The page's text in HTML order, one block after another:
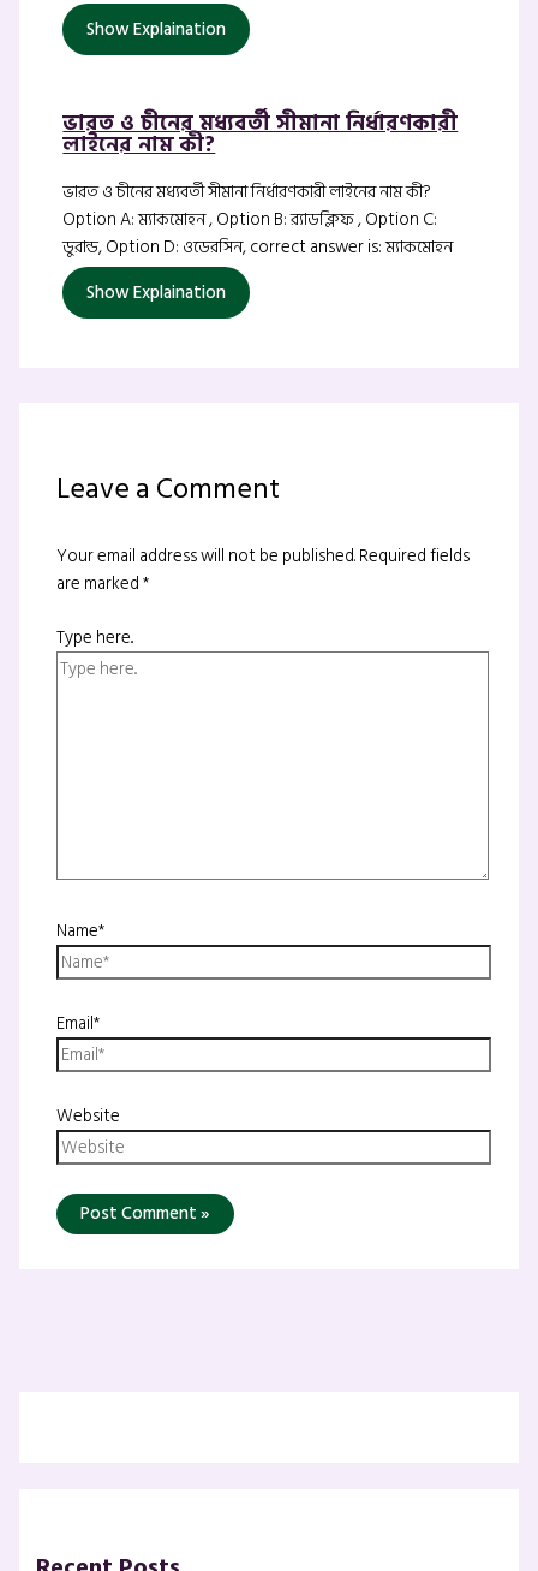
Show Explaination
ভারত ও চীনের মধ্যবর্তী সীমানা নির্ধারণকারী
লাইনের নাম কী?
ভারত ও চীনের মধ্যবর্তী সীমানা নির্ধারণকারী লাইনের নাম কী?
Option A: ম্যাকমোহন , Option B: র‍্যাডক্লিফ , Option C:
ডুরান্ড, Option D: ওডেরসিন, correct answer is: ম্যাকমোহন
Show Explaination
Leave a Comment
Your email address will not be published.Required fields
are marked*
Type here..
Name*
Email*
Website